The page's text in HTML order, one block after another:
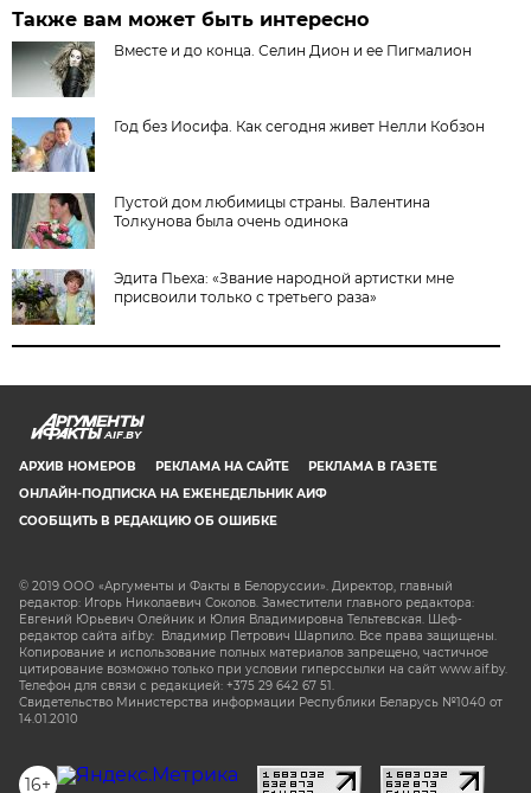
Также вам может быть интересно
Вместе и до конца. Селин Дион и ее Пигмалион
Год без Иосифа. Как сегодня живет Нелли Кобзон
Пустой дом любимицы страны. Валентина
Толкунова была очень одинока
Эдита Пьеха: «Звание народной артистки мне
присвоили только с третьего раза»
AIF.BY
АРХИВ НОМЕРОВ РЕКЛАМА НА САЙТЕ
РЕКЛАМА В ГАЗЕТЕ
ОНЛАЙН-ПОДПИСКА НА ЕЖЕНЕДЕЛЬНИК АИФ
СООБЩИТЬ В РЕДАКЦИЮ ОБ ОШИБКЕ
© 2019 ООО «Аргументы и Факты в Белоруссии». Директор, главный
редактор: Игорь Николаевич Соколов. Заместители главного редактора:
Евгений Юрьевич Олейник и Юлия Владимировна Тельтевская. Шеф-
редактор сайта aif.by: Владимир Петрович Шарпило. Все права защищены.
Копирование и использование полных материалов запрещено, частичное
цитирование возможно только при условии гиперссылки на сайт www.aif.by.
Телефон для связи с редакцией: +375 29 642 67 51.
Свидетельство Министерства информации Республики Беларусь №1040 от
14.01.2010
16+